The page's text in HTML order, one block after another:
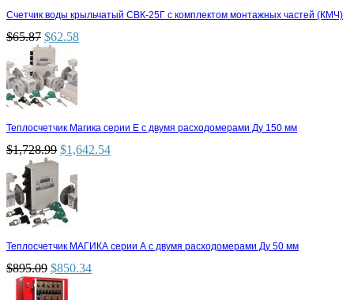
Счетчик воды крыльчатый СВК-25Г с комплектом монтажных частей (КМЧ)
$65.87 $62.58
Теплосчетчик Магика серии Е с двумя расходомерами Ду 150 мм
$1,728.99 $1,642.54
Теплосчетчик МАГИКА серии А с двумя расходомерами Ду 50 мм
$895.09 $850.34